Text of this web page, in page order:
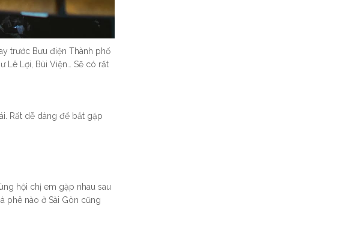
trước Bưu điện Thành phố
Lê Lợi, Bùi Viện… Sẽ có rất
Rất dễ dàng để bắt gặp
hội chị em gặp nhau sau
phê nào ở Sài Gòn cũng